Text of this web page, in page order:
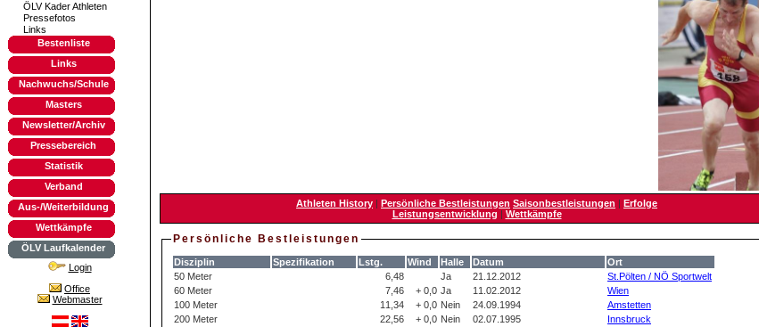
ÖLV Kader Athleten
Pressefotos
Links
Bestenliste
Links
Nachwuchs/Schule
Masters
Newsletter/Archiv
Pressebereich
Statistik
Verband
Aus-/Weiterbildung
Wettkämpfe
ÖLV Laufkalender
Login
Office
Webmaster
Athleten History | Persönliche Bestleistungen Saisonbestleistungen | Erfolge
Leistungsentwicklung | Wettkämpfe
Persönliche Bestleistungen
Disziplin Spezifikation Lstg. Wind Halle Datum
Ort
50 Meter
6,48 Ja 21.12.2012
St.Pölten / NÖ Sportwelt
60 Meter
7,46 + 0,0 Ja 11.02.2012
Wien
100 Meter
11,34 + 0,0 Nein 24.09.1994
Amstetten
200 Meter
22,56 + 0,0 Nein 02.07.1995
Innsbruck